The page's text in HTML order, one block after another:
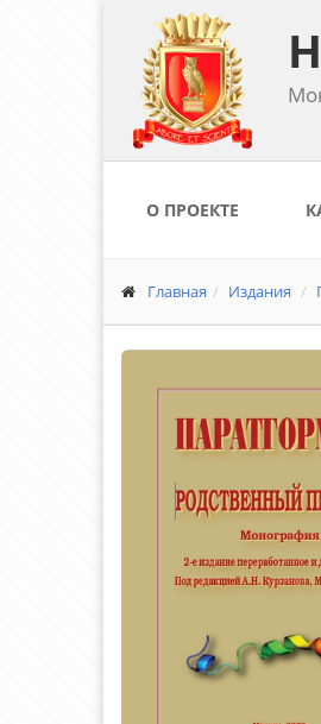
О ПРОЕКТЕ
Главная Издания